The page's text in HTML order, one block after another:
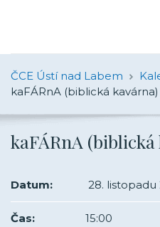
ČCE Ústí nad Labem
kaFÁRnA (biblická kavárna)
kaFÁRnA
Datum: 28. listopadu
Čas: 15:00